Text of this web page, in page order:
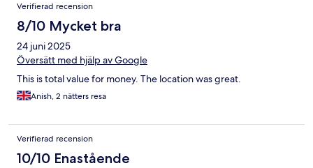
Verifierad recension
8/10 Mycket bra
24 juni 2025
Översätt med hjälp av Google
This is total value for money. The location was great.
Anish, 2 nätters resa
Verifierad recension
10/10 Enastående